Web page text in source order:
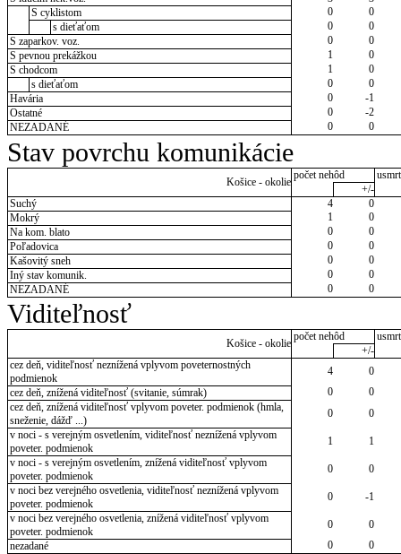
S cyklistom
0
0
s dieťaťom
0
0
S zaparkov. voz.
0
0
S pevnou prekážkou
1
0
S chodcom
1
0
s dieťaťom
0
0
Havária
0
-1
Ostatné
0
-2
NEZADANÉ
0 0
Stav povrchu komunikácie
Košice - okolie
počet nehôd
+/-
Suchý
4
0
Mokrý
1
0
Na kom. blato
0
0
Poľadovica
0
0
Kašovitý sneh
0
0
Iný stav komunik.
0
0
NEZADANÉ
0 0
Viditeľnosť
Košice - okolie
počet nehôd
+/-
cez deň, viditeľnosť neznížená vplyvom poveternostných
podmienok
4
0
cez deň, znížená viditeľnosť (svitanie, súmrak)
0
0
cez deň, znížená viditeľnosť vplyvom poveter. podmienok (hmla,
sneženie, dážď ...)
0
0
v noci - s verejným osvetlením, viditeľnosť neznížená vplyvom
poveter. podmienok
1
1
v noci - s verejným osvetlením, znížená viditeľnosť vplyvom
poveter. podmienok
0
0
v noci bez verejného osvetlenia, viditeľnosť neznížená vplyvom
poveter. podmienok
0
-1
v noci bez verejného osvetlenia, znížená viditeľnosť vplyvom
poveter. podmienok
0
0
nezadané
0 0